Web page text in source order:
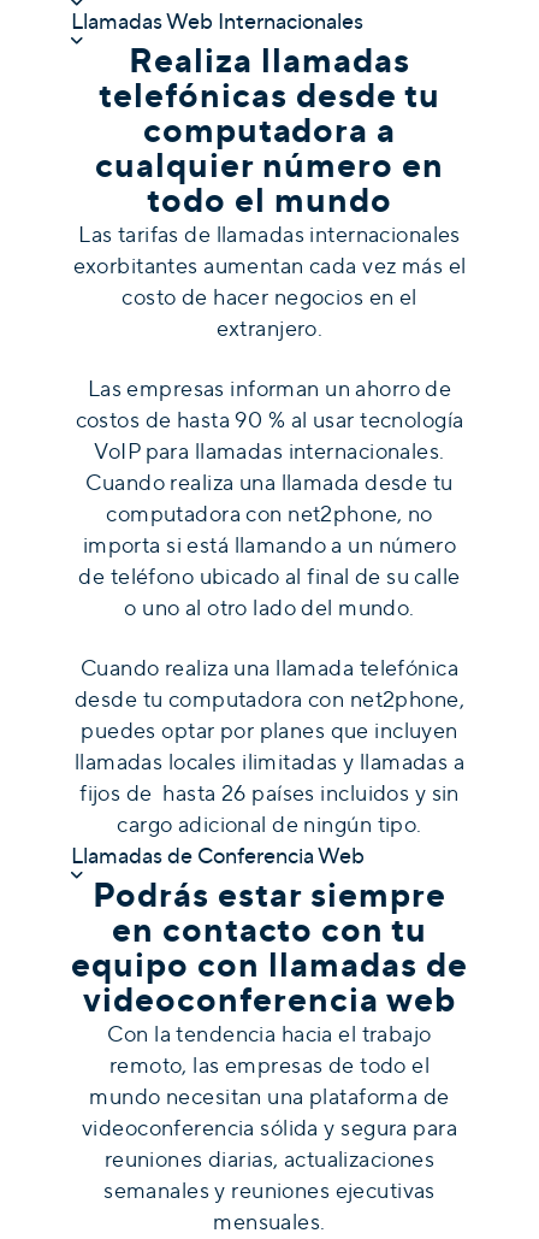
Llamadas Web Internacionales
Realiza llamadas
telefónicas desde tu
computadora a
cualquier número en
todo el mundo
Las tarifas de llamadas internacionales
exorbitantes aumentan cada vez más el
costo de hacer negocios en el
extranjero.
Las empresas informan un ahorro de
costos de hasta 90 % al usar tecnología
VoIP para llamadas internacionales.
Cuando realiza una llamada desde tu
computadora con net2phone, no
importa si está llamando a un número
de teléfono ubicado al final de su calle
o uno al otro lado del mundo.
Cuando realiza una llamada telefónica
desde tu computadora con net2phone,
puedes optar por planes que incluyen
llamadas locales ilimitadas y llamadas a
fijos de hasta 26 países incluidos y sin
cargo adicional de ningún tipo.
Llamadas de Conferencia Web
Podrás estar siempre
en contacto con tu
equipo con llamadas de
videoconferencia web
Con la tendencia hacia el trabajo
remoto, las empresas de todo el
mundo necesitan una plataforma de
videoconferencia sólida y segura para
reuniones diarias, actualizaciones
semanales y reuniones ejecutivas
mensuales.